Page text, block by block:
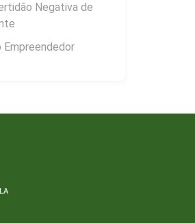
Negativa de
Empreendedor